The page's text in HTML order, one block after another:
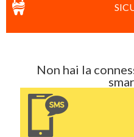
Non hai la